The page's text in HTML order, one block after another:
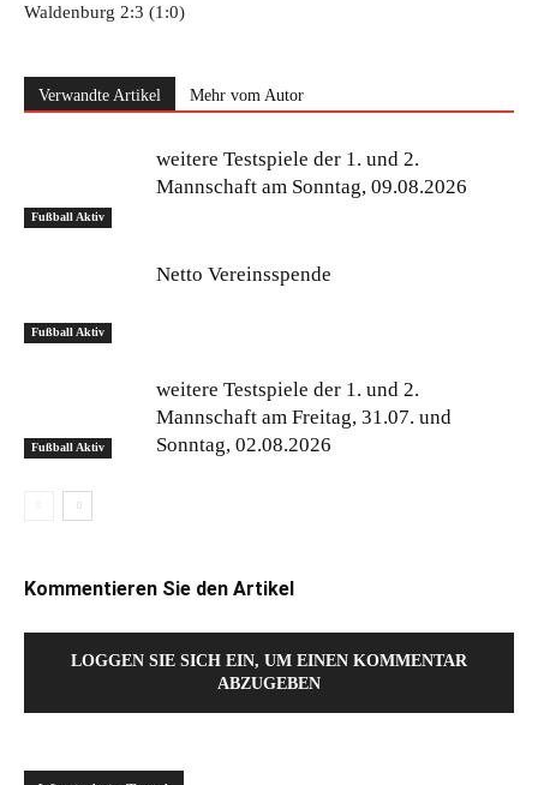
Waldenburg 2:3 (1:0)
Verwandte Artikel Mehr vom Autor
Fußball Aktiv
weitere Testspiele der 1. und 2.
Mannschaft am Sonntag, 09.08.2026
Fußball Aktiv
Netto Vereinsspende
Fußball Aktiv
weitere Testspiele der 1. und 2.
Mannschaft am Freitag, 31.07. und
Sonntag, 02.08.2026
Kommentieren Sie den Artikel
LOGGEN SIE SICH EIN, UM EINEN KOMMENTAR
ABZUGEBEN